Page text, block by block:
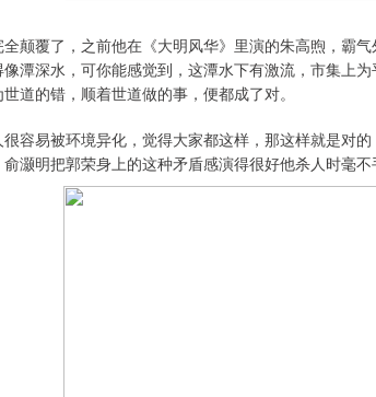
颠覆了，之前他在《大明风华》里演的朱高煦，霸
潭深水，可你能感觉到，这潭水下有激流，市集上
道的错，顺着世道做的事，便都成了对。
容易被环境异化，觉得大家都这样，那这样就是对
灏明把郭荣身上的这种矛盾感演得很好他杀人时毫不